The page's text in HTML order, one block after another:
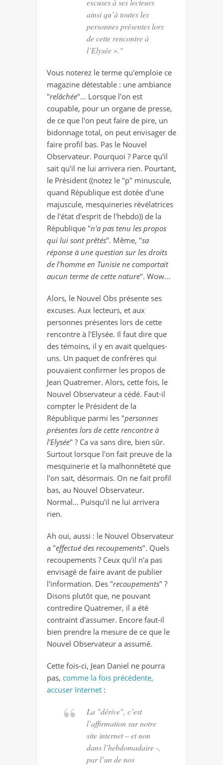
ainsi qu’à toutes les
personnes présentes lors
de cette rencontre à
l’Elysée »."
Vous noterez le terme qu'emploie ce
magazine détestable : une ambiance
"relâchée"... Lorsque l'on est
coupable, pour un organe de presse,
de ce que l'on peut faire de pire, un
bidonnage total, on peut envisager de
faire profil bas. Pas le Nouvel
Observateur. Pourquoi ? Parce qu'il
sait qu'il ne lui arrivera rien. Pourtant,
le Président ((notez le "p" minuscule,
quand République est dotée d'une
majuscule, mesquineries révélatrices
de l'état d'esprit de l'hebdo)) de la
République "n'a pas tenu les propos
qui lui sont prêtés". Même, "sa
réponse à une question sur les droits
de l'homme en Tunisie ne comportait
aucun terme de cette nature". Wow...
Alors, le Nouvel Obs présente ses
excuses. Aux lecteurs, et aux
personnes présentes lors de cette
rencontre à l'Elysée. Il faut dire que
des témoins, il y en avait quelques-
uns. Un paquet de confrères qui
pouvaient confirmer les propos de
Jean Quatremer. Alors, cette fois, le
Nouvel Observateur a cédé. Faut-il
compter le Président de la
République parmi les "personnes
présentes lors de cette rencontre à
l'Elysée" ? Ca va sans dire, bien sûr.
Surtout lorsque l'on fait preuve de la
mesquinerie et la malhonnêteté que
l'on sait, désormais. On ne fait profil
bas, au Nouvel Observateur.
Normal... Puisqu'il ne lui arrivera
rien.
Ah oui, aussi : le Nouvel Observateur
a "effectué des recoupements". Quels
recoupements ? Ceux qu'il n'a pas
envisagé de faire avant de publier
l'information. Des "recoupements" ?
Disons plutôt que, ne pouvant
contredire Quatremer, il a été
contraint d'assumer. Encore faut-il
bien prendre la mesure de ce que le
Nouvel Observateur a assumé.
Cette fois-ci, Jean Daniel ne pourra
pas, comme la fois précédente,
accuser Internet :
La "dérive", c’est
l’affirmation sur notre
site internet – et non
dans l’hebdomadaire -,
par l’un de nos